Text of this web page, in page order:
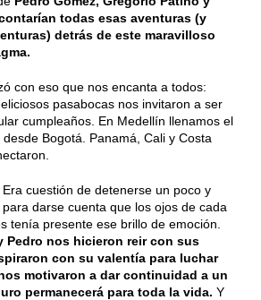
todas esas aventuras (y
detrás de este maravilloso
con eso que nos encanta a todos:
pasabocas nos invitaron a ser
cumpleaños. En Medellín llenamos el
Bogotá. Panamá, Cali y Costa
cuestión de detenerse un poco y
darse cuenta que los ojos de cada
tenía presente ese brillo de emoción.
Pedro nos hicieron reir con sus
con su valentía para luchar
motivaron a dar continuidad a un
permanecerá para toda la vida. Y